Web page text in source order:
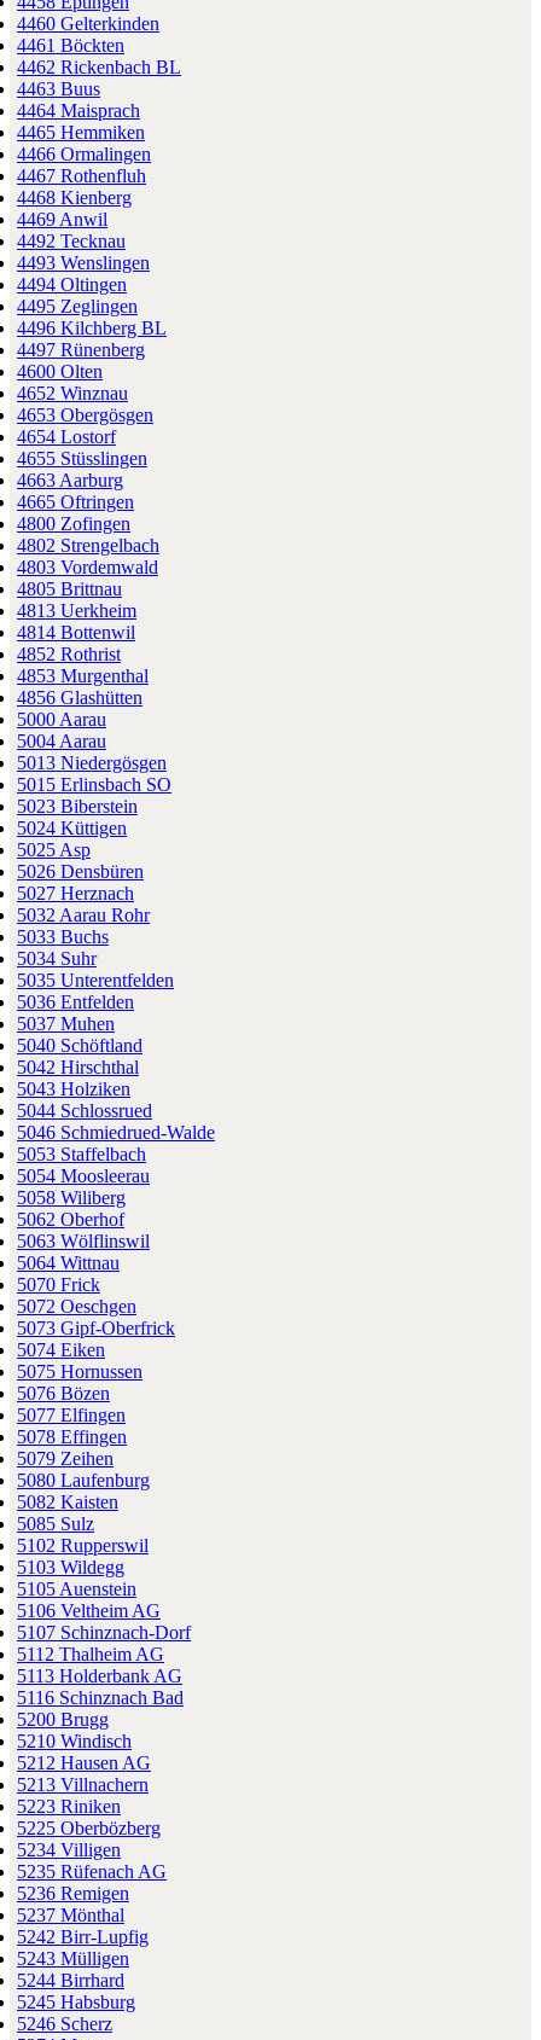
4460 Gelterkinden
4461 Böckten
4462 Rickenbach BL
4463 Buus
4464 Maisprach
4465 Hemmiken
4466 Ormalingen
4467 Rothenfluh
4468 Kienberg
4469 Anwil
4492 Tecknau
4493 Wenslingen
4494 Oltingen
4495 Zeglingen
4496 Kilchberg BL
4497 Rünenberg
4600 Olten
4652 Winznau
4653 Obergösgen
4654 Lostorf
4655 Stüsslingen
4663 Aarburg
4665 Oftringen
4800 Zofingen
4802 Strengelbach
4803 Vordemwald
4805 Brittnau
4813 Uerkheim
4814 Bottenwil
4852 Rothrist
4853 Murgenthal
4856 Glashütten
5000 Aarau
5004 Aarau
5013 Niedergösgen
5015 Erlinsbach SO
5023 Biberstein
5024 Küttigen
5025 Asp
5026 Densbüren
5027 Herznach
5032 Aarau Rohr
5033 Buchs
5034 Suhr
5035 Unterentfelden
5036 Entfelden
5037 Muhen
5040 Schöftland
5042 Hirschthal
5043 Holziken
5044 Schlossrued
5046 Schmiedrued-Walde
5053 Staffelbach
5054 Moosleerau
5058 Wiliberg
5062 Oberhof
5063 Wölflinswil
5064 Wittnau
5070 Frick
5072 Oeschgen
5073 Gipf-Oberfrick
5074 Eiken
5075 Hornussen
5076 Bözen
5077 Elfingen
5078 Effingen
5079 Zeihen
5080 Laufenburg
5082 Kaisten
5085 Sulz
5102 Rupperswil
5103 Wildegg
5105 Auenstein
5106 Veltheim AG
5107 Schinznach-Dorf
5112 Thalheim AG
5113 Holderbank AG
5116 Schinznach Bad
5200 Brugg
5210 Windisch
5212 Hausen AG
5213 Villnachern
5223 Riniken
5225 Oberbözberg
5234 Villigen
5235 Rüfenach AG
5236 Remigen
5237 Mönthal
5242 Birr-Lupfig
5243 Mülligen
5244 Birrhard
5245 Habsburg
5246 Scherz